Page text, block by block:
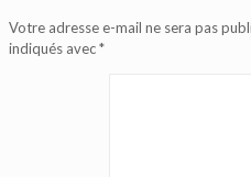
Votre adresse e-mail ne sera pas
indiqués avec*